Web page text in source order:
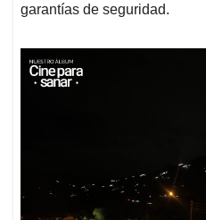
garantías de seguridad.